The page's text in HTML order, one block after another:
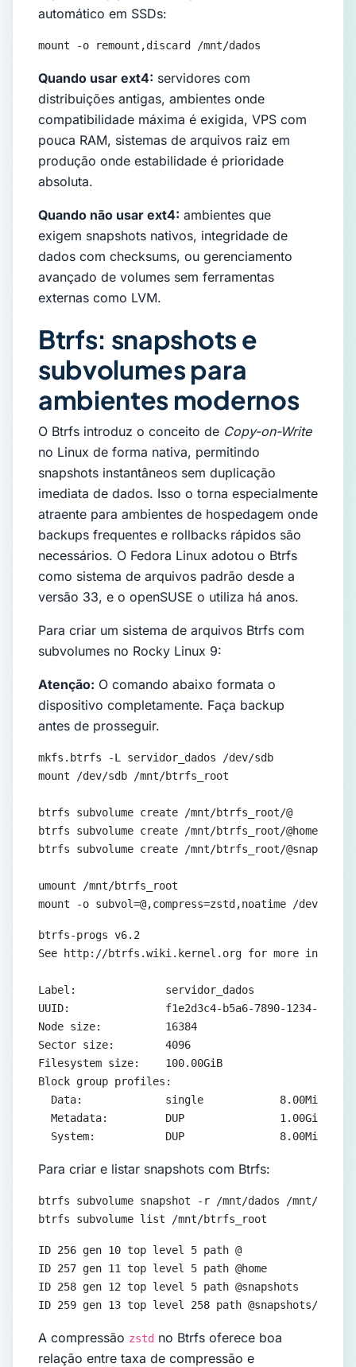
automático em SSDs:
mount -o remount,discard /mnt/dados
Quando usar ext4: servidores com
distribuições antigas, ambientes onde
compatibilidade máxima é exigida, VPS com
pouca RAM, sistemas de arquivos raiz em
produção onde estabilidade é prioridade
absoluta.
Quando não usar ext4: ambientes que
exigem snapshots nativos, integridade de
dados com checksums, ou gerenciamento
avançado de volumes sem ferramentas
externas como LVM.
Btrfs: snapshots e
subvolumes para
ambientes modernos
O Btrfs introduz o conceito de Copy-on-Write
no Linux de forma nativa, permitindo
snapshots instantâneos sem duplicação
imediata de dados. Isso o torna especialmente
atraente para ambientes de hospedagem onde
backups frequentes e rollbacks rápidos são
necessários. O Fedora Linux adotou o Btrfs
como sistema de arquivos padrão desde a
versão 33, e o openSUSE o utiliza há anos.
Para criar um sistema de arquivos Btrfs com
subvolumes no Rocky Linux 9:
Atenção: O comando abaixo formata o
dispositivo completamente. Faça backup
antes de prosseguir.
mkfs.btrfs -L servidor_dados /dev/sdb
mount /dev/sdb /mnt/btrfs_root
btrfs subvolume create /mnt/btrfs_root/@
btrfs subvolume create /mnt/btrfs_root/@home
btrfs subvolume create /mnt/btrfs_root/@snapshots
umount /mnt/btrfs_root
mount -o subvol=@,compress=zstd,noatime /dev/sdb /
btrfs-progs v6.2
See http://btrfs.wiki.kernel.org for more
Label:              servidor_dados
UUID:               f1e2d3c4-b5a6-7890-1234-
Node size:          16384
Sector size:        4096
Filesystem size:    100.00GiB
Block group profiles:
  Data:             single            8.00MiB
  Metadata:         DUP               1.00GiB
  System:           DUP               8.00MiB
Para criar e listar snapshots com Btrfs:
btrfs subvolume snapshot -r /mnt/dados /mnt/btrfs_root/
btrfs subvolume list /mnt/btrfs_root
ID 256 gen 10 top level 5 path @
ID 257 gen 11 top level 5 path @home
ID 258 gen 12 top level 5 path @snapshots
ID 259 gen 13 top level 258 path @snapshots/
A compressão zstd no Btrfs oferece boa
relação entre taxa de compressão e